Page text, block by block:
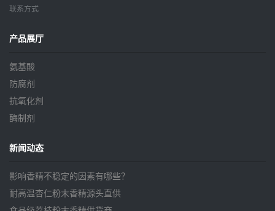
联系方式
产品展厅
氨基酸
防腐剂
抗氧化剂
酶制剂
新闻动态
影响香精不稳定的因素有哪些？
耐高温杏仁粉末香精源头直供